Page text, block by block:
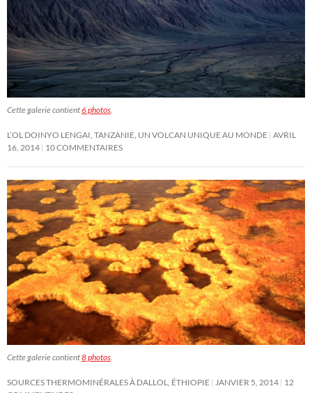
Cette galerie contient6 photos.
L’OL DOINYO LENGAI, TANZANIE, UN VOLCAN UNIQUE AU MONDE AVRIL
16, 2014 10 COMMENTAIRES
Cette galerie contient8 photos.
SOURCES THERMOMINÉRALES À DALLOL, ÉTHIOPIE JANVIER 5, 2014 12